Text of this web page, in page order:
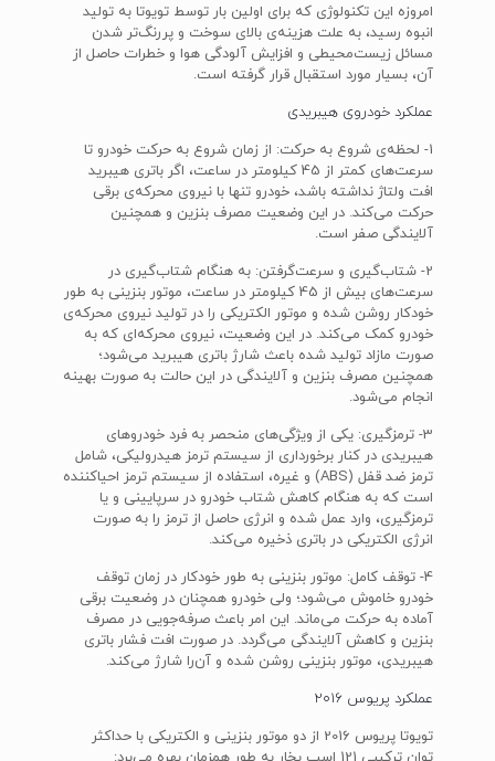
امروزه این تکنولوژی که برای اولین بار توسط تویوتا به تولید
انبوه رسید، به علت هزینه‌ی بالای سوخت و پررنگ‌تر شدن
مسائل زیست‌محیطی و افزایش آلودگی هوا و خطرات حاصل از
آن، بسیار مورد استقبال قرار گرفته است.
عملکرد خودروی هیبریدی
1- لحظه‌ی شروع به حرکت: از زمان شروع به حرکت خودرو تا
سرعت‌های کمتر از 45 کیلومتر در ساعت، اگر باتری هیبرید
افت ولتاژ نداشته باشد، خودرو تنها با نیروی محرکه‌ی برقی
حرکت می‌کند. در این وضعیت مصرف بنزین و همچنین
آلایندگی صفر است.
2- شتاب‌گیری و سرعت‌گرفتن: به هنگام شتاب‌گیری در
سرعت‌های بیش از 45 کیلومتر در ساعت، موتور بنزینی به طور
خودکار روشن شده و موتور الکتریکی را در تولید نیروی محرکه‌ی
خودرو کمک می‌کند. در این وضعیت، نیروی محرکه‌ای که به
صورت مازاد تولید شده باعث شارژ باتری هیبرید می‌شود؛
همچنین مصرف بنزین و آلایندگی در این حالت به صورت بهینه
انجام می‌شود.
3- ترمزگیری: یکی از ویژگی‌های منحصر به فرد خودروهای
هیبریدی در کنار برخورداری از سیستم ترمز هیدرولیکی، شامل
ترمز ضد قفل (ABS) و غیره، استفاده از سیستم ترمز احیاکننده
است که به هنگام کاهش شتاب خودرو در سرپایینی و یا
ترمزگیری، وارد عمل شده و انرژی حاصل از ترمز را به صورت
انرژی الکتریکی در باتری ذخیره می‌کند.
4- توقف کامل: موتور بنزینی به طور خودکار در زمان توقف
خودرو خاموش می‌شود؛ ولی خودرو همچنان در وضعیت برقی
آماده به حرکت می‌ماند. این امر باعث صرفه‌جویی در مصرف
بنزین و کاهش آلایندگی می‌گردد. در صورت افت فشار باتری
هیبریدی، موتور بنزینی روشن شده و آن‌را شارژ می‌کند.
عملکرد پریوس 2016
تویوتا پریوس 2016 از دو موتور بنزینی و الکتریکی با حداکثر